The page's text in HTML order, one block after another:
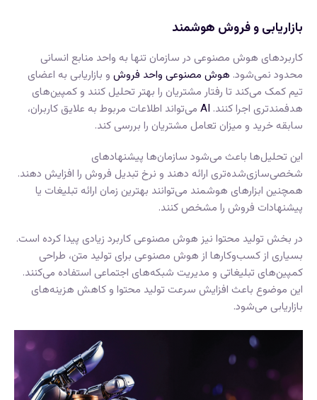
بازاریابی و فروش هوشمند
کاربردهای هوش مصنوعی در سازمان تنها به واحد منابع انسانی
محدود نمی‌شود. هوش مصنوعی واحد فروش و بازاریابی به اعضای
تیم کمک می‌کند تا رفتار مشتریان را بهتر تحلیل کنند و کمپین‌های
هدفمندتری اجرا کنند. AI می‌تواند اطلاعات مربوط به علایق کاربران،
سابقه خرید و میزان تعامل مشتریان را بررسی کند.
این تحلیل‌ها باعث می‌شود سازمان‌ها پیشنهادهای
شخصی‌سازی‌شده‌تری ارائه دهند و نرخ تبدیل فروش را افزایش دهند.
همچنین ابزارهای هوشمند می‌توانند بهترین زمان ارائه تبلیغات یا
پیشنهادات فروش را مشخص کنند.
در بخش تولید محتوا نیز هوش مصنوعی کاربرد زیادی پیدا کرده است.
بسیاری از کسب‌وکارها از هوش مصنوعی برای تولید متن، طراحی
کمپین‌های تبلیغاتی و مدیریت شبکه‌های اجتماعی استفاده می‌کنند.
این موضوع باعث افزایش سرعت تولید محتوا و کاهش هزینه‌های
بازاریابی می‌شود.